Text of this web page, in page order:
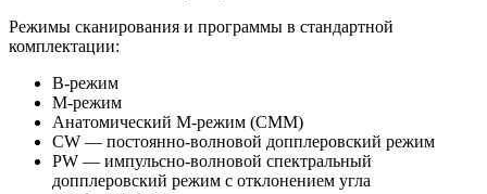
Режимы сканирования и программы в стандартной
комплектации:
В-режим
М-режим
Анатомический M-режим (CMM)
CW — постоянно-волновой допплеровский режим
PW — импульсно-волновой спектральный
допплеровский режим с отклонением угла